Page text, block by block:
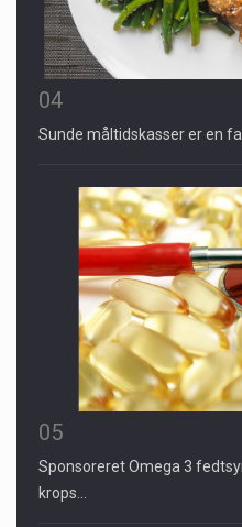
04
Sunde måltidskasser er en
05
Sponsoreret Omega 3
krops…